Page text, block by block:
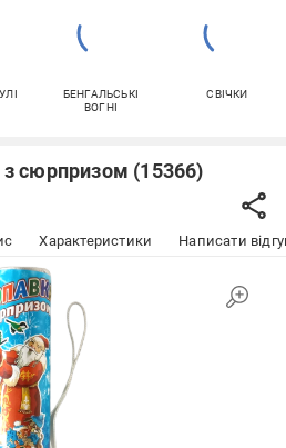
БЕНГАЛЬСЬКІ
ВОГНІ
СВІЧКИ
з сюрпризом (15366)
Характеристики Написати